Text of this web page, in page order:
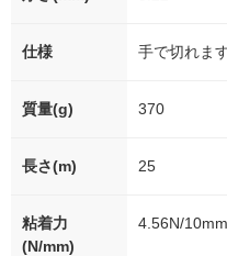
仕様 手で切れま
質量(g) 370
長さ(m) 25
粘着力
(N/mm)
4.56N/10mm